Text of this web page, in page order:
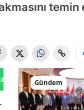
temin
GönderGündem